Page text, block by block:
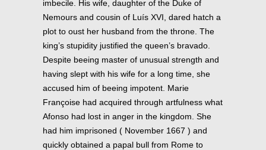
imbecile. His wife, daughter of the Duke of
Nemours and cousin of Luís XVI, dared hatch a
plot to oust her husband from the throne. The
king’s stupidity justified the queen’s bravado.
Despite beeing master of unusual strength and
having slept with his wife for a long time, she
accused him of beeing impotent. Marie
Françoise had acquired through artfulness what
Afonso had lost in anger in the kingdom. She
had him imprisoned ( November 1667 ) and
quickly obtained a papal bull from Rome to